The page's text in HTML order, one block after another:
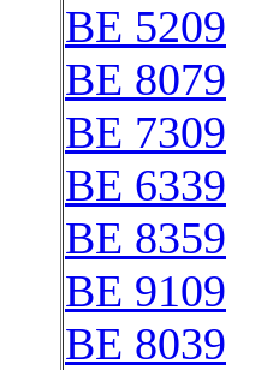
BE 5209
BE 8079
BE 7309
BE 6339
BE 8359
BE 9109
BE 8039